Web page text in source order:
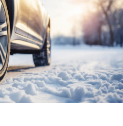
bij jou in de buurt
Merken: